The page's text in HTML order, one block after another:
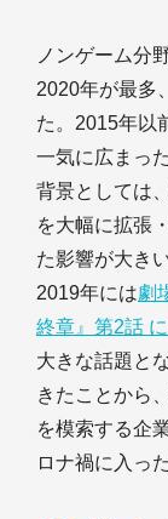
ノンゲーム分
2020年が最多
た。2015年以
一気に広まっ
背景としては
を大幅に拡張
た影響が大き
2019年には劇
終章』第2話
大きな話題と
きたことから
を模索する企
ロナ禍に入っ